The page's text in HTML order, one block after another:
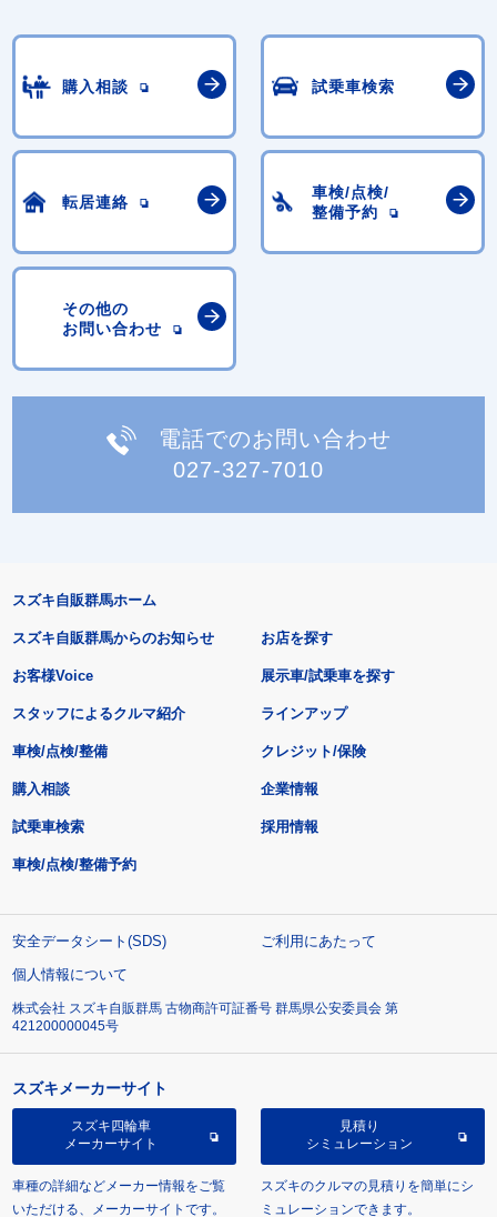
購入相談 試乗車検索
転居連絡
車検/点検/
整備予約
その他の
お問い合わせ
電話でのお問い合わせ
027-327-7010
スズキ自販群馬ホーム
スズキ自販群馬からのお知らせ
お客様Voice
スタッフによるクルマ紹介
お店を探す
展示車/試乗車を探す
ラインアップ
車検/点検/整備 クレジット/保険
購入相談
試乗車検索
車検/点検/整備予約
企業情報
採用情報
安全データシート(SDS)
ご利用にあたって
個人情報について
株式会社 スズキ自販群馬 古物商許可証番号 群馬県公安委員会 第
421200000045号
スズキメーカーサイト
スズキ四輪車
メーカーサイト
車種の詳細などメーカー情報をご覧
いただける、メーカーサイトです。
見積り
シミュレーション
スズキのクルマの見積りを簡単にシ
ミュレーションできます。